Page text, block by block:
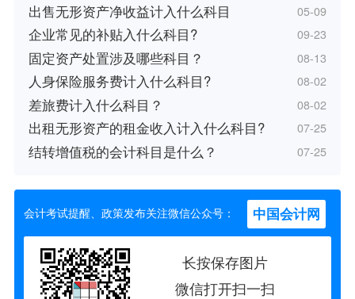
出售无形资产净收益计入什么科目 05-09
企业常见的补贴入什么科目? 09-23
固定资产处置涉及哪些科目？ 08-13
人身保险服务费计入什么科目? 08-02
差旅费计入什么科目？ 08-02
出租无形资产的租金收入计入什么科目? 07-25
结转增值税的会计科目是什么？ 07-25
会计考试提醒、政策发布关注微信公众号： 中国会计网
长按保存图片
微信打开扫一扫